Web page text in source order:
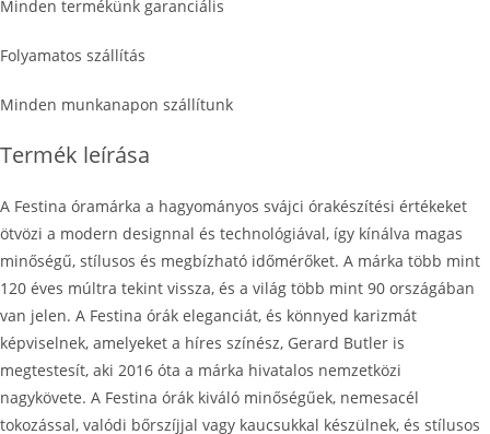
Minden termékünk garanciális
Folyamatos szállítás
Minden munkanapon szállítunk
Termék leírása
A Festina óramárka a hagyományos svájci órakészítési értékeket
ötvözi a modern designnal és technológiával, így kínálva magas
minőségű, stílusos és megbízható időmérőket. A márka több mint
120 éves múltra tekint vissza, és a világ több mint 90 országában
van jelen. A Festina órák eleganciát, és könnyed karizmát
képviselnek, amelyeket a híres színész, Gerard Butler is
megtestesít, aki 2016 óta a márka hivatalos nemzetközi
nagykövete. A Festina órák kiváló minőségűek, nemesacél
tokozással, valódi bőrszíjjal vagy kaucsukkal készülnek, és stílusos